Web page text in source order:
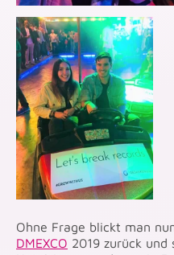
Ohne Frage blickt man
DMEXCO 2019 zurück und